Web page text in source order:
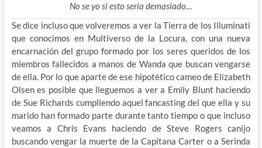
No se yo si esto seria demasiado…
Se dice incluso que volveremos a ver la Tierra de los Illuminati
que conocimos en Multiverso de la Locura, con una nueva
encarnación del grupo formado por los seres queridos de los
miembros fallecidos a manos de Wanda que buscan vengarse
de ella. Por lo que aparte de ese hipotético cameo de Elizabeth
Olsen es posible que lleguemos a ver a Emily Blunt haciendo
de Sue Richards cumpliendo aquel fancasting del que ella y su
marido han formado parte durante tanto tiempo o que incluso
veamos a Chris Evans haciendo de Steve Rogers canijo
buscando vengar la muerte de la Capitana Carter o a Serinda